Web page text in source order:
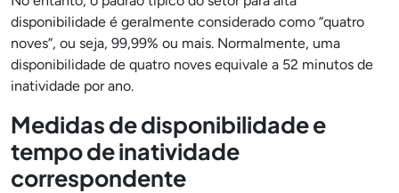
disponibilidade é geralmente considerado como “quatro
noves”, ou seja, 99,99% ou mais. Normalmente, uma
disponibilidade de quatro noves equivale a 52 minutos de
inatividade por ano.
Medidas de disponibilidade e
tempo de inatividade
correspondente